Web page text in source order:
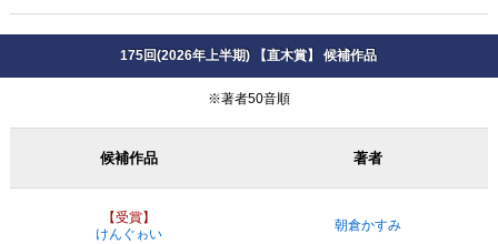
175回(2026年上半期) 【直木賞】 候補作品
※著者50音順
候補作品 著者
【受賞】
けんぐゎい
朝倉かすみ